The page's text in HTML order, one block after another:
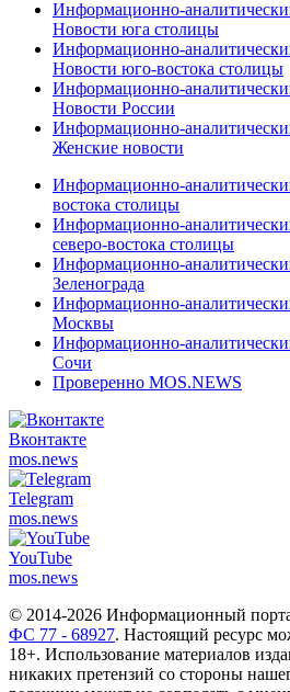
Информационно-
Новости юга столицы
Информационно-
Новости юго-востока столицы
Информационно-
Новости России
Информационно-
Женские новости
Информационно-
востока столицы
Информационно-
северо-востока столицы
Информационно-
Зеленограда
Информационно-
Москвы
Информационно-
Сочи
Проверенно MOS.NEWS
Вконтакте
mos.news
Telegram
mos.news
YouTube
mos.news
© 2014-2026 Информационный
ФС 77 - 68927. Настоящий ресурс
18+. Использование материалов
никаких претензий со стороны